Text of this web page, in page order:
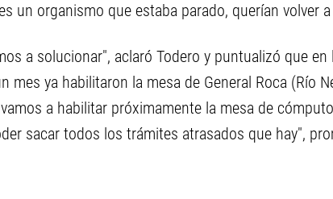
un organismo que estaba parado, querían volver a
a solucionar", aclaró Todero y puntualizó que
mes ya habilitaron la mesa de General Roca (Río
a habilitar próximamente la mesa de
sacar todos los trámites atrasados que hay",